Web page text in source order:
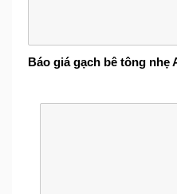
Báo giá gạch bê tông nhẹ